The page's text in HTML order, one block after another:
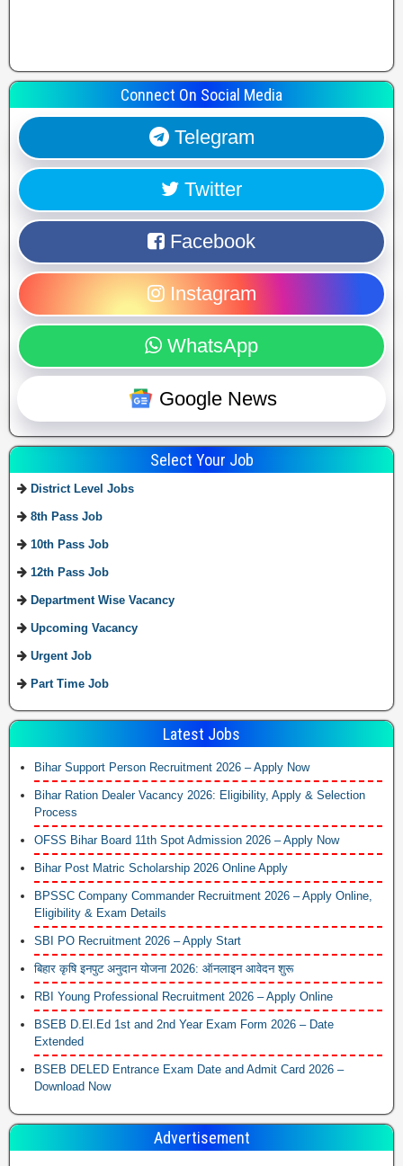
Connect On Social Media
Telegram
Twitter
Facebook
Instagram
WhatsApp
Google News
Select Your Job
District Level Jobs
8th Pass Job
10th Pass Job
12th Pass Job
Department Wise Vacancy
Upcoming Vacancy
Urgent Job
Part Time Job
Latest Jobs
Bihar Support Person Recruitment 2026 – Apply Now
Bihar Ration Dealer Vacancy 2026: Eligibility, Apply & Selection
Process
OFSS Bihar Board 11th Spot Admission 2026 – Apply Now
Bihar Post Matric Scholarship 2026 Online Apply
BPSSC Company Commander Recruitment 2026 – Apply Online,
Eligibility & Exam Details
SBI PO Recruitment 2026 – Apply Start
बिहार कृषि इनपुट अनुदान योजना 2026: ऑनलाइन आवेदन शुरू
RBI Young Professional Recruitment 2026 – Apply Online
BSEB D.El.Ed 1st and 2nd Year Exam Form 2026 – Date
Extended
BSEB DELED Entrance Exam Date and Admit Card 2026 –
Download Now
Advertisement